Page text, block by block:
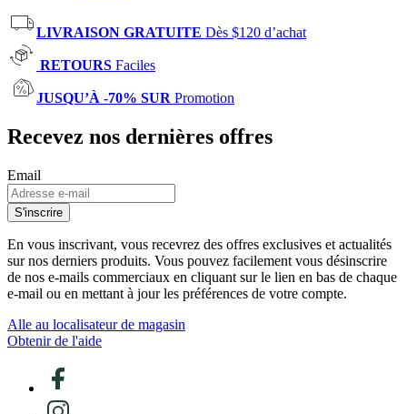
LIVRAISON GRATUITE Dès $120 d’achat
RETOURS Faciles
JUSQU’À -70% SUR Promotion
Recevez nos dernières offres
Email
S'inscrire
En vous inscrivant, vous recevrez des offres exclusives et actualités
sur nos derniers produits. Vous pouvez facilement vous désinscrire
de nos e-mails commerciaux en cliquant sur le lien en bas de chaque
e-mail ou en mettant à jour les préférences de votre compte.
Alle au localisateur de magasin
Obtenir de l'aide